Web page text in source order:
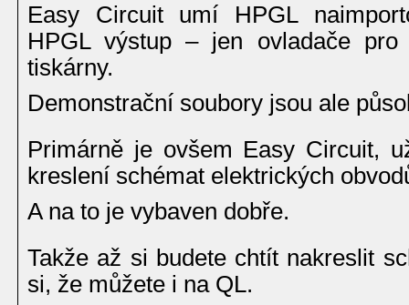
Easy Circuit umí HPGL
HPGL výstup – jen ovladače pro
tiskárny.
Demonstrační soubory jsou ale
Primárně je ovšem Easy Circuit,
kreslení schémat elektrických
A na to je vybaven dobře.
Takže až si budete chtít nakreslit
si, že můžete i na QL.